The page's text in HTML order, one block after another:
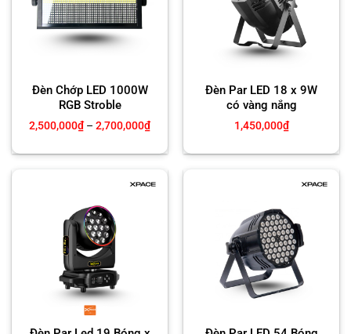
Đèn Chớp LED 1000W
RGB Stroble
2,500,000₫ – 2,700,000₫Khoảng
giá:
2,500,000₫
Đèn Par LED 18 x 9W
có vàng nắng
1,450,000₫